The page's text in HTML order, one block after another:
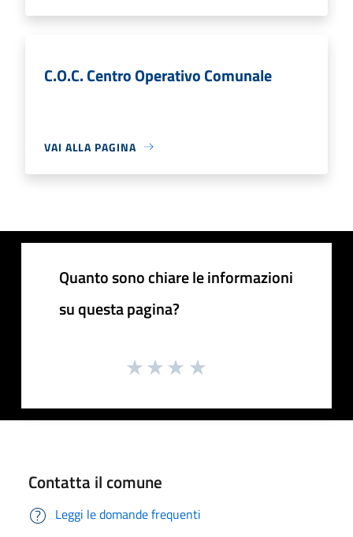
C.O.C. Centro Operativo Comunale
VAI ALLA PAGINA
Quanto sono chiare le informazioni
su questa pagina?
Contatta il comune
Leggi le domande frequenti